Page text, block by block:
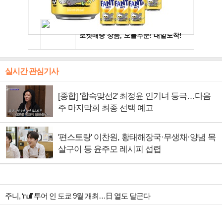
실시간 관심기사
[종합] '합숙맞선2' 최정윤 인기녀 등극…다음
주 마지막회 최종 선택 예고
'편스토랑' 이찬원, 황태해장국·무생채·양념 목
살구이 등 윤주모 레시피 섭렵
주니, ‘null’ 투어 인 도쿄 9월 개최…日 열도 달군다